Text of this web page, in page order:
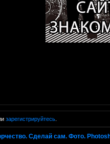
зарегистрируйтесь.
Сделай сам. Фото.